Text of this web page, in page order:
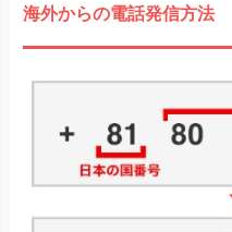
海外からの電話発信方法